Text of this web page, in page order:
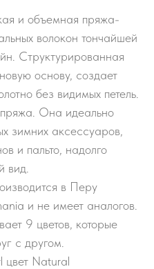
и объемная пряжа-
волокон тончайшей
Структурированная
основу, создает
без видимых петель.
Она идеально
зимних аксессуаров,
и пальто, надолго
вид.
в Перу
и не имеет аналогов.
9 цветов, которые
с другом.
Natural